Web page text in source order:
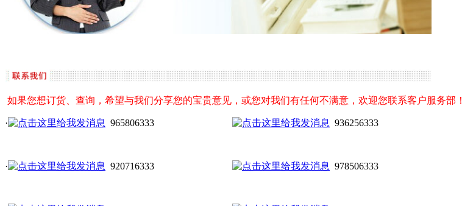
如果您想订货、查询，希望与我们分享您的宝贵意见，或您对我们有任何不满意，欢迎您联系客户服务部！
· 965806333 936256333
· 920716333 978506333